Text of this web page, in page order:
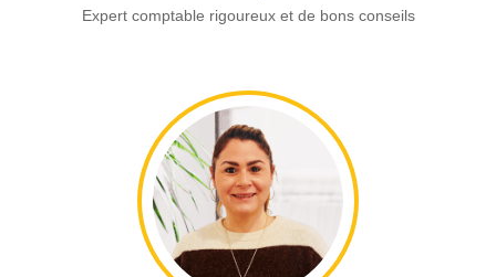
Expert comptable rigoureux et de bons conseils